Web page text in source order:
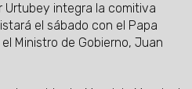
Urtubey integra la comitiva
el sábado con el Papa
Ministro de Gobierno, Juan